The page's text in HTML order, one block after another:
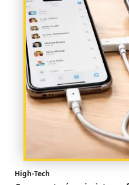
High-Tech